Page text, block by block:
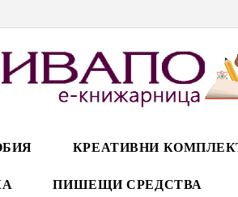
КРЕАТИВНИ
ПИШЕЩИ СРЕДСТВА